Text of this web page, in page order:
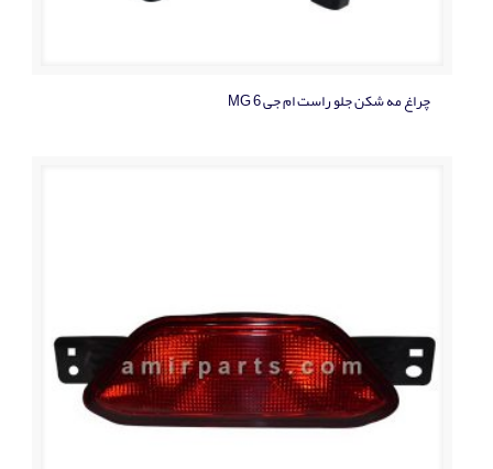
چراغ مه شکن جلو راست ام جی MG 6